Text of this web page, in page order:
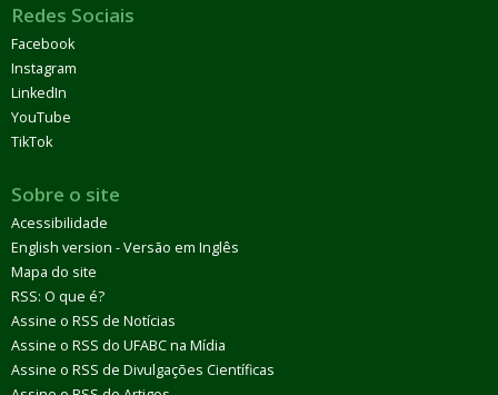
Redes Sociais
Facebook
Instagram
LinkedIn
YouTube
TikTok
Sobre o site
Acessibilidade
English version - Versão em Inglês
Mapa do site
RSS: O que é?
Assine o RSS de Notícias
Assine o RSS do UFABC na Mídia
Assine o RSS de Divulgações Científicas